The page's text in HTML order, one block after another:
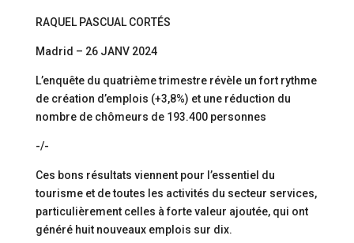
RAQUEL PASCUAL CORTÉS
Madrid – 26 JANV 2024
L’enquête du quatrième trimestre révèle un fort rythme
de création d’emplois (+3,8%) et une réduction du
nombre de chômeurs de 193.400 personnes
-/-
Ces bons résultats viennent pour l’essentiel du
tourisme et de toutes les activités du secteur services,
particulièrement celles à forte valeur ajoutée, qui ont
généré huit nouveaux emplois sur dix.